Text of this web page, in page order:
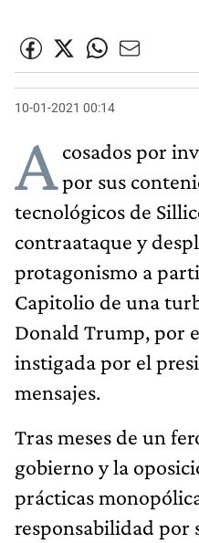
10-01-2021 00:14
Acosados por
por sus
tecnológicos de
contraataque y
protagonismo a
Capitolio de una
Donald Trump, por
instigada por el
mensajes.
Tras meses de un
gobierno y la
prácticas
responsabilidad por